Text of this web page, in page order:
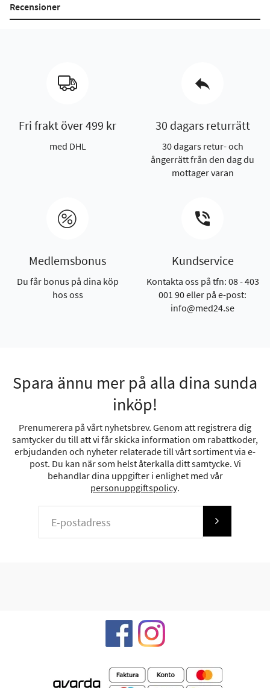
Recensioner
Fri frakt över 499 kr
med DHL
30 dagars returrätt
30 dagars retur- och
ångerrätt från den dag du
mottager varan
Medlemsbonus
Du får bonus på dina köp
hos oss
Kundservice
Kontakta oss på tfn: 08 - 403
001 90 eller på e-post:
info@med24.se
Spara ännu mer på alla dina sunda
inköp!
Prenumerera på vårt nyhetsbrev. Genom att registrera dig
samtycker du till att vi får skicka information om rabattkoder,
erbjudanden och nyheter relaterade till vårt sortiment via e-
post. Du kan när som helst återkalla ditt samtycke. Vi
behandlar dina uppgifter i enlighet med vår
personuppgiftspolicy.